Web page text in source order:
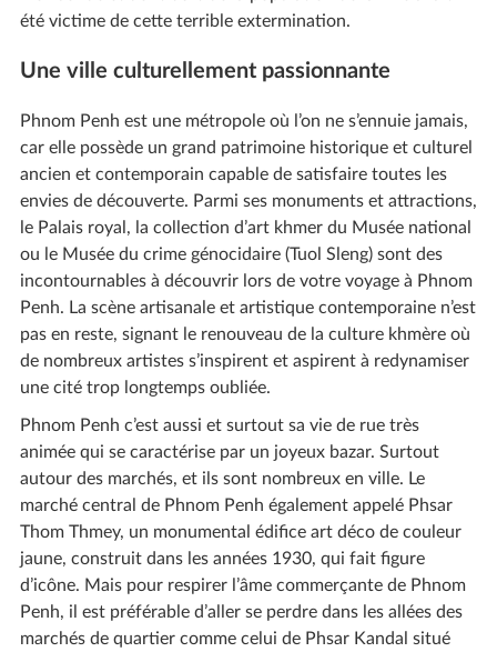
été victime de cette terrible extermination.
Une ville culturellement passionnante
Phnom Penh est une métropole où l’on ne s’ennuie jamais,
car elle possède un grand patrimoine historique et culturel
ancien et contemporain capable de satisfaire toutes les
envies de découverte. Parmi ses monuments et attractions,
le Palais royal, la collection d’art khmer du Musée national
ou le Musée du crime génocidaire (Tuol Sleng) sont des
incontournables à découvrir lors de votre voyage à Phnom
Penh. La scène artisanale et artistique contemporaine n’est
pas en reste, signant le renouveau de la culture khmère où
de nombreux artistes s’inspirent et aspirent à redynamiser
une cité trop longtemps oubliée.
Phnom Penh c’est aussi et surtout sa vie de rue très
animée qui se caractérise par un joyeux bazar. Surtout
autour des marchés, et ils sont nombreux en ville. Le
marché central de Phnom Penh également appelé Phsar
Thom Thmey, un monumental édifice art déco de couleur
jaune, construit dans les années 1930, qui fait figure
d’icône. Mais pour respirer l’âme commerçante de Phnom
Penh, il est préférable d’aller se perdre dans les allées des
marchés de quartier comme celui de Phsar Kandal situé